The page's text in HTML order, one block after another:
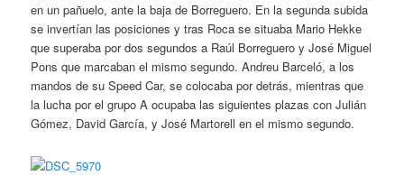
en un pañuelo, ante la baja de Borreguero. En la segunda subida
se invertían las posiciones y tras Roca se situaba Mario Hekke
que superaba por dos segundos a Raúl Borreguero y José Miguel
Pons que marcaban el mismo segundo. Andreu Barceló, a los
mandos de su Speed Car, se colocaba por detrás, mientras que
la lucha por el grupo A ocupaba las siguientes plazas con Julián
Gómez, David García, y José Martorell en el mismo segundo.